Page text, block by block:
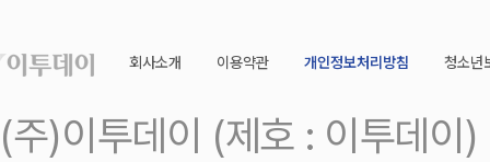
회사소개 이용약관 개인정보처리방침 청소년
(주)이투데이 (제호 : 이투데